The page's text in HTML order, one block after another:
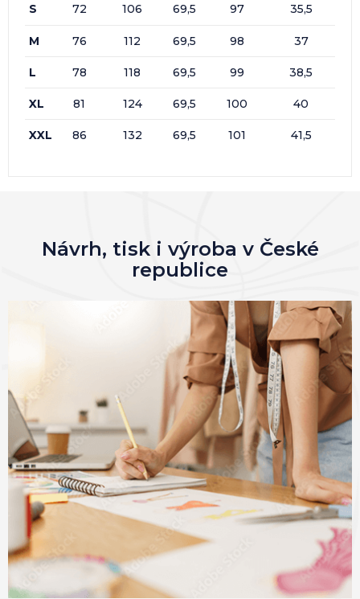
S 72 106 69,5 97 35,5
M 76 112 69,5 98 37
L 78 118 69,5 99 38,5
XL 81 124 69,5 100 40
XXL 86 132 69,5 101 41,5
Návrh, tisk i výroba v České
republice